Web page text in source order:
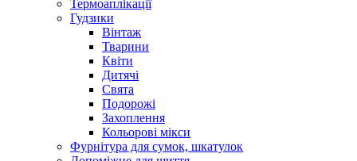
Термоаплікації
Гудзики
Вінтаж
Тварини
Квіти
Дитячі
Свята
Подорожі
Захоплення
Кольорові мікси
Фурнітура для сумок, шкатулок